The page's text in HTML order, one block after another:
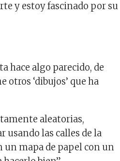
y estoy fascinado por su
hace algo parecido, de
‘dibujos’ que ha
aleatorias,
usando las calles de la
un mapa de papel con un